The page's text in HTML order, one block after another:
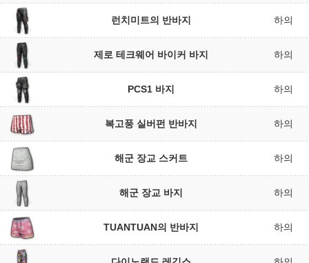
런치미트의 반바지 하의
제로 테크웨어 바이커 바지 하의
PCS1 바지 하의
복고풍 실버펀 반바지 하의
해군 장교 스커트 하의
해군 장교 바지 하의
TUANTUAN의 반바지 하의